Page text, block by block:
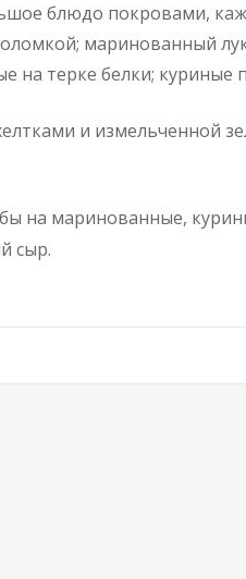
блюдо покровами,
маринованный
на терке белки; куриные
и измельченной
на маринованные,
сыр.